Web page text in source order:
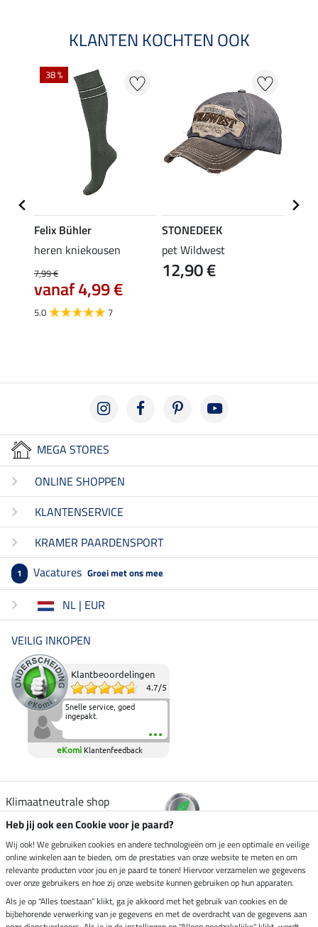
KLANTEN KOCHTEN OOK
38 %
Felix Bühler
heren kniekousen
7,99 €
vanaf 4,99 €
5.0 7
STONEDEEK
pet Wildwest
12,90 €
MEGA STORES
ONLINE SHOPPEN
KLANTENSERVICE
KRAMER PAARDENSPORT
1 Vacatures Groei met ons mee
NL | EUR
VEILIG INKOPEN
Klantbeoordelingen
4.7/5
Snelle service, goed
ingepakt.
eKomi Klantenfeedback
Klimaatneutrale shop
Verzending per
Veilig betalen met
Heb jij ook een Cookie voor je paard?
Wij ook! We gebruiken cookies en andere technologieën om je een optimale en veilige
online winkelen aan te bieden, om de prestaties van onze website te meten en om
relevante producten voor jou en je paard te tonen! Hiervoor verzamelen we gegevens
over onze gebruikers en hoe zij onze website kunnen gebruiken op hun apparaten.
Als je op "Alles toestaan" klikt, ga je akkoord met het gebruik van cookies en de
bijbehorende verwerking van je gegevens en met de overdracht van de gegevens aan